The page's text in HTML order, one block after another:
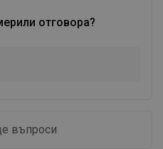
отговора?
въпроси